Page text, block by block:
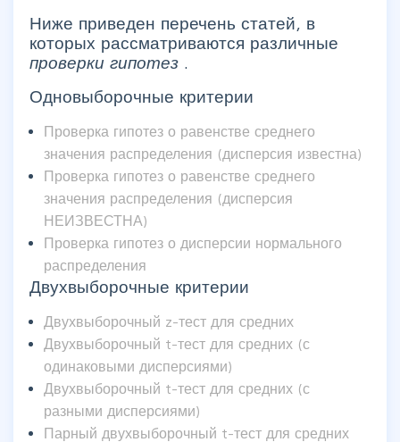
Ниже приведен перечень статей, в
которых рассматриваются различные
проверки гипотез .
Одновыборочные критерии
Проверка гипотез о равенстве среднего
значения распределения (дисперсия известна)
Проверка гипотез о равенстве среднего
значения распределения (дисперсия
НЕИЗВЕСТНА)
Проверка гипотез о дисперсии нормального
распределения
Двухвыборочные критерии
Двухвыборочный z-тест для средних
Двухвыборочный t-тест для средних (с
одинаковыми дисперсиями)
Двухвыборочный t-тест для средних (с
разными дисперсиями)
Парный двухвыборочный t-тест для средних